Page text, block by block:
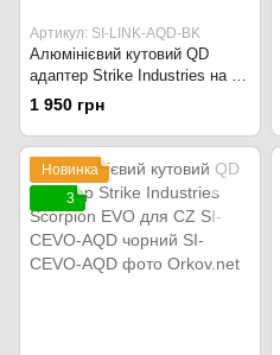
Артикул: SI-LINK-AQD-BK
Алюмінієвий кутовий QD
адаптер Strike Industries на M-
LOK/KeyMod SI-LINK-AQD-
RED Червоний
1 950 грн
Новинка
3